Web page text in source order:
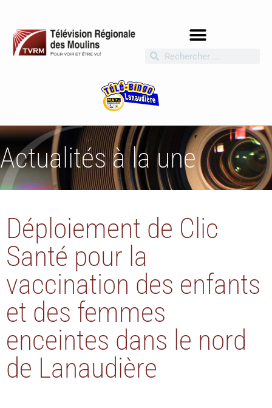
Actualités à la une
Déploiement de Clic
Santé pour la
vaccination des enfants
et des femmes
enceintes dans le nord
de Lanaudière